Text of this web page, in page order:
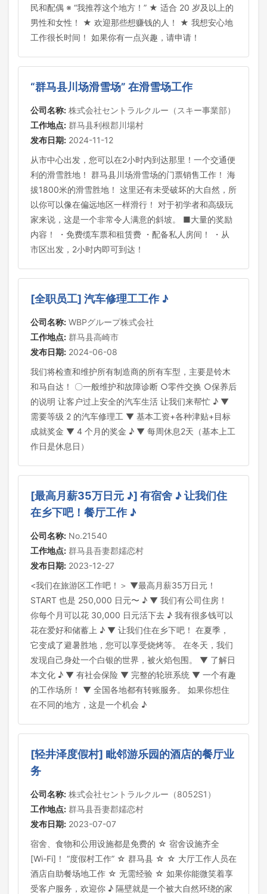
民和配偶 ※ “我推荐这个地方！” ★ 适合 20 岁及以上的
男性和女性！ ★ 欢迎那些想赚钱的人！ ★ 我想安心地
工作很长时间！ 如果你有一点兴趣，请申请！
“群马县川场滑雪场” 在滑雪场工作
公司名称: 株式会社セントラルクルー（スキー事業部）
工作地点: 群马县利根郡川場村
发布日期: 2024-11-12
从市中心出发，您可以在2小时内到达那里！一个交通便
利的滑雪胜地！ 群马县川场滑雪场的门票销售工作！ 海
拔1800米的滑雪胜地！ 这里还有未受破坏的大自然，所
以你可以像在偏远地区一样滑行！ 对于初学者和高级玩
家来说，这是一个非常令人满意的斜坡。 ■大量的奖励
内容！ ・免费缆车票和租赁费 ・配备私人房间！ ・从
市区出发，2小时内即可到达！
[全职员工] 汽车修理工工作 ♪
公司名称: WBPグループ株式会社
工作地点: 群马县高崎市
发布日期: 2024-06-08
我们将检查和维护所有制造商的所有车型，主要是铃木
和马自达！ 〇一般维护和故障诊断 ○零件交换 ○保养后
的说明 让客户过上安全的汽车生活 让我们来帮忙 ♪ ▼
需要等级 2 的汽车修理工 ▼ 基本工资+各种津贴+目标
成就奖金 ▼ 4 个月的奖金 ♪ ▼ 每周休息2天（基本上工
作日是休息日）
[最高月薪35万日元 ♪] 有宿舍 ♪ 让我们住
在乡下吧！餐厅工作 ♪
公司名称: No.21540
工作地点: 群马县吾妻郡嬬恋村
发布日期: 2023-12-27
<我们在旅游区工作吧！＞ ▼最高月薪35万日元！
START 也是 250,000 日元〜 ♪ ▼ 我们有公司住房！
你每个月可以花 30,000 日元活下去 ♪ 我有很多钱可以
花在爱好和储蓄上 ♪ ▼ 让我们住在乡下吧！ 在夏季，
它变成了避暑胜地，您可以享受烧烤等。 在冬天，我们
发现自己身处一个白银的世界，被火焰包围。 ▼ 了解日
本文化 ♪ ▼ 有社会保险 ▼ 完整的轮班系统 ▼ 一个有趣
的工作场所！ ▼ 全国各地都有转账服务。 如果你想住
在不同的地方，这是一个机会 ♪
[轻井泽度假村] 毗邻游乐园的酒店的餐厅业
务
公司名称: 株式会社セントラルクルー（8052S1）
工作地点: 群马县吾妻郡嬬恋村
发布日期: 2023-07-07
宿舍、食物和公用设施都是免费的 ☆ 宿舍设施齐全
[Wi-Fi]！ “度假村工作” ☆ 群马县 ☆ ☆ 大厅工作人员在
酒店自助餐场地工作 ☆ 无需经验 ☆ 如果你能微笑着享
受客户服务，欢迎你 ♪ 隔壁就是一个被大自然环绕的家